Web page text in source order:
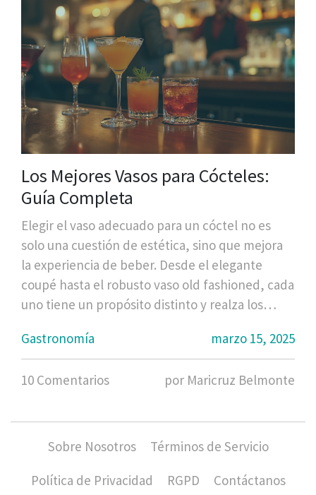
Los Mejores Vasos para Cócteles:
Guía Completa
Elegir el vaso adecuado para un cóctel no es
solo una cuestión de estética, sino que mejora
la experiencia de beber. Desde el elegante
coupé hasta el robusto vaso old fashioned, cada
uno tiene un propósito distinto y realza los
de los distintos tipos de vasos,
proporcionándote consejos prácticos para
elegir los mejores según cada bebida. También
cócteles sean memorables.
Gastronomía marzo 15, 2025
10 Comentarios por Maricruz Belmonte
Sobre Nosotros
Términos de Servicio
Política de Privacidad
RGPD Contáctanos